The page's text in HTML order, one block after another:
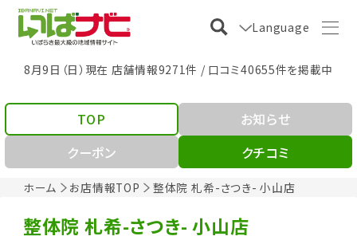
Language
8月9日（日）現在 店舗情報9271件 / 口コミ40655件を掲載中
ホーム お店情報TOP 整体院 札希-さつき- 小山店
TOP
お知らせ
クーポン
クチコミ
整体院 札希-さつき- 小山店